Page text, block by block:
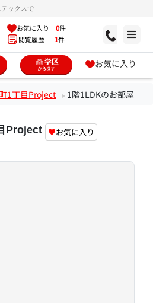
ックスで
お気に入り 0件
閲覧履歴 1件
お気に入り
1丁目Project 1階1LDKのお部屋
Project ♥お気に入り